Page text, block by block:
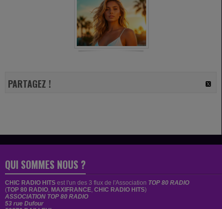
PARTAGEZ !
QUI SOMMES NOUS ?
CHIC RADIO HITS est l'un des 3 flux de l'Association TOP 80 RADIO
(TOP 80 RADIO, MAXIFRANCE, CHIC RADIO HITS)
ASSOCIATION TOP 80 RADIO
53 rue Dufour